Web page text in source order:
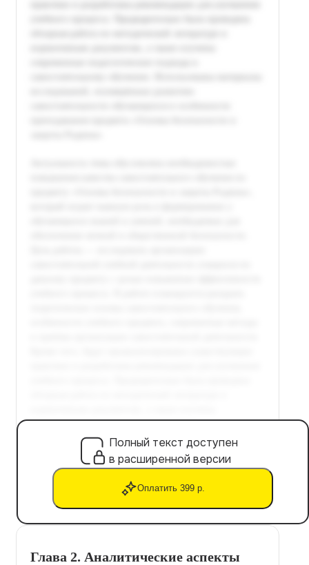
Полный текст доступен
в расширенной версии
Оплатить 399 р.
Глава 2. Аналитические аспекты